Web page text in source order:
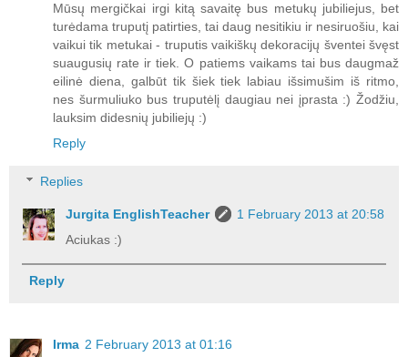
Mūsų mergičkai irgi kitą savaitę bus metukų jubiliejus, bet
turėdama truputį patirties, tai daug nesitikiu ir nesiruošiu, kai
vaikui tik metukai - truputis vaikiškų dekoracijų šventei švęst
suaugusių rate ir tiek. O patiems vaikams tai bus daugmaž
eilinė diena, galbūt tik šiek tiek labiau išsimušim iš ritmo,
nes šurmuliuko bus truputėlį daugiau nei įprasta :) Žodžiu,
lauksim didesnių jubiliejų :)
Reply
Replies
Jurgita EnglishTeacher
1 February 2013 at 20:58
Aciukas :)
Reply
Irma 2 February 2013 at 01:16